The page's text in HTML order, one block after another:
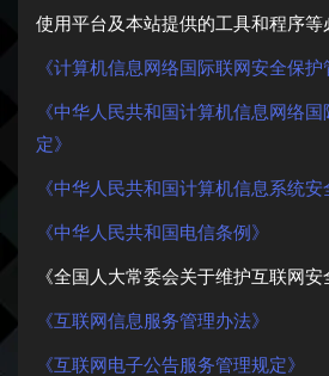
使用平台及本站提供的工具和程序等
《计算机信息网络国际联网安全保护
《中华人民共和国计算机信息网络
定》
《中华人民共和国计算机信息系统安
《中华人民共和国电信条例》
《全国人大常委会关于维护互联网安
《互联网信息服务管理办法》
《互联网电子公告服务管理规定》